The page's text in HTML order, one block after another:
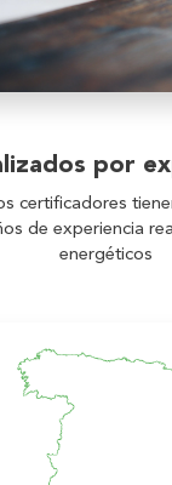
por
certificadores
de experiencia
energéticos